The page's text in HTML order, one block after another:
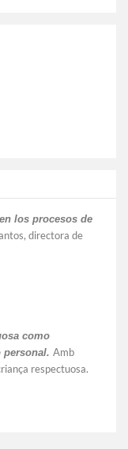
los procesos de
directora de
como
personal. Amb
respectuosa.